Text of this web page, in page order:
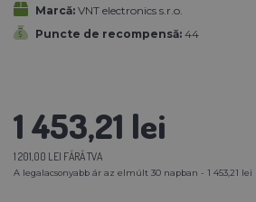
Marcă: VNT electronics s.r.o.
Puncte de recompensă: 44
1 453,21 lei
1 201,00 LEI FĂRĂ TVA
A legalacsonyabb ár az elmúlt 30 napban - 1 453,21 lei